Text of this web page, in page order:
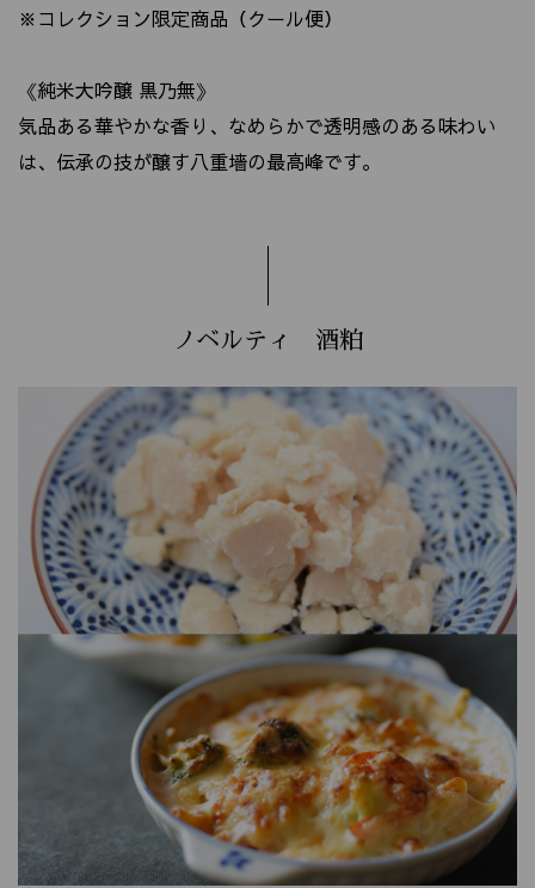
※コレクション限定商品（クール便）
《純米大吟醸 黒乃無》
気品ある華やかな香り、なめらかで透明感のある味わい
は、伝承の技が醸す八重墻の最高峰です。
ノベルティ 酒粕